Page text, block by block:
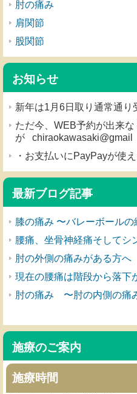
肘の痛み
肩関節
股関節
お知らせ
新年は1月6日取り通常通り
ただ今、WEB予約が出来
が chiraokawasaki@gmail
・お支払いにPayPayが使え
最新ブログ記事
膝の痛み 〜バレーボールの
腰痛、坐骨神経痛そしてシ
肘の外側の痛みがある方へ
現在の腰痛は階段から落下
肘の痛み 〜肘の内側の痛
施療のご案内
施療時間